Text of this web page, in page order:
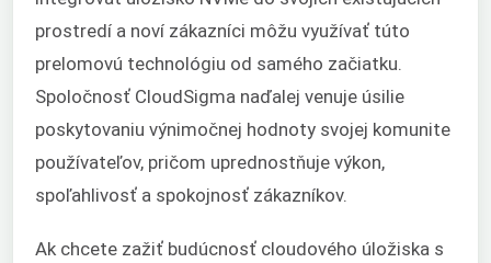
prostredí a noví zákazníci môžu využívať túto
prelomovú technológiu od samého začiatku.
Spoločnosť CloudSigma naďalej venuje úsilie
poskytovaniu výnimočnej hodnoty svojej komunite
používateľov, pričom uprednostňuje výkon,
spoľahlivosť a spokojnosť zákazníkov.
Ak chcete zažiť budúcnosť cloudového úložiska s